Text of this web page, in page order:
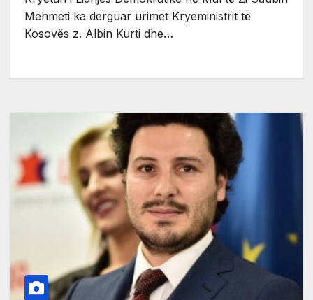
Mehmeti ka derguar urimet Kryeministrit të
Kosovës z. Albin Kurti dhe…